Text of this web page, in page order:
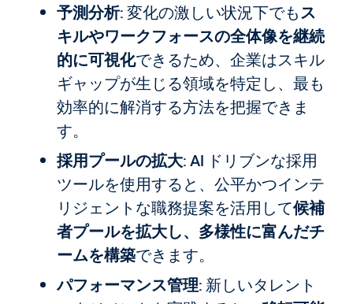
予測分析: 変化の激しい状況下でもス
キルやワークフォースの全体像を継続
的に可視化できるため、企業はスキル
ギャップが生じる領域を特定し、最も
効率的に解消する方法を把握できま
す。
採用プールの拡大: AI ドリブンな採用
ツールを使用すると、公平かつインテ
リジェントな職務提案を活用して候補
者プールを拡大し、多様性に富んだチ
ームを構築できます。
パフォーマンス管理: 新しいタレント